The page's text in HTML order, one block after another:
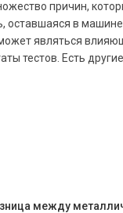
причин,
в
являться
тестов. Есть
между